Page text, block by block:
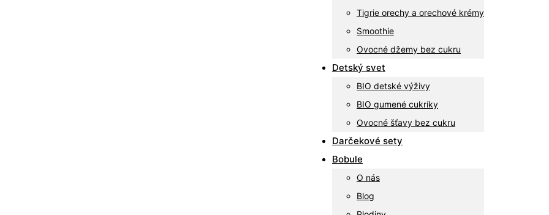
Tigrie orechy a orechové krémy
Smoothie
Ovocné džemy bez cukru
Detský svet
BIO detské výživy
BIO gumené cukríky
Ovocné šťavy bez cukru
Darčekové sety
Bobule
O nás
Blog